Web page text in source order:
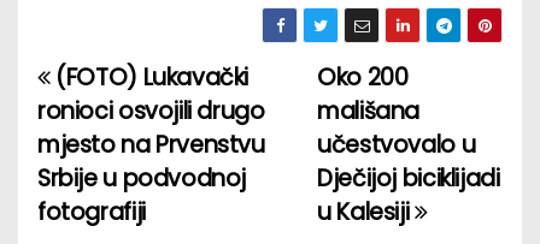
P
o
s
Oko 200
mališana
učestvovalo u
Dječijoj biciklijadi
u Kalesiji
(FOTO) Lukavački
ronioci osvojili drugo
mjesto na Prvenstvu
Srbije u podvodnoj
fotografiji